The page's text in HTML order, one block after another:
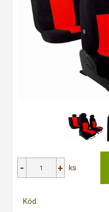
ks
Kód: